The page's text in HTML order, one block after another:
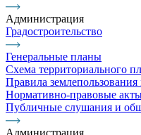
Администрация
Градостроительство
Генеральные планы
Схема территориального
Правила землепользования
Нормативно-правовые
Публичные слушания и
Администрация